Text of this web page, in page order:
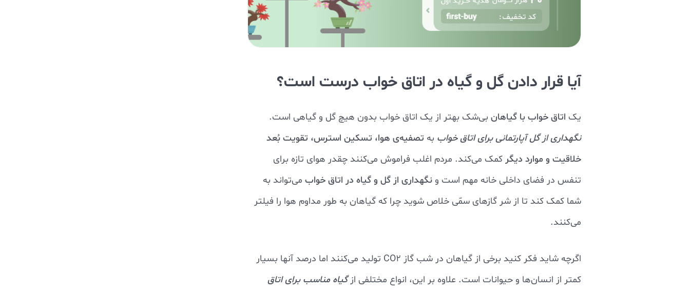
آیا قرار دادن گل و گیاه در اتاق خواب درست است؟
یک اتاق خواب با گیاهان بی‌شک بهتر از یک اتاق خواب بدون هیچ گل و گیاهی است.
نگهداری از گل آپارتمانی برای اتاق خواب به تصفیه‌ی هوا، تسکین استرس، تقویت بُعد
خلاقیت و موارد دیگر کمک می‌کند. مردم اغلب فراموش می‌کنند چقدر هوای تازه برای
تنفس در فضای داخلی خانه مهم است و نگهداری از گل و گیاه در اتاق خواب می‌تواند به
شما کمک کند تا از شر گازهای سمّی خلاص شوید چرا که گیاهان به طور مداوم هوا را فیلتر
می‌کنند.
اگرچه شاید فکر کنید برخی از گیاهان در شب گاز CO2 تولید می‌کنند اما درصد آنها بسیار
کمتر از انسان‌ها و حیوانات است. علاوه بر این، انواع مختلفی ازگیاه مناسب برای اتاق